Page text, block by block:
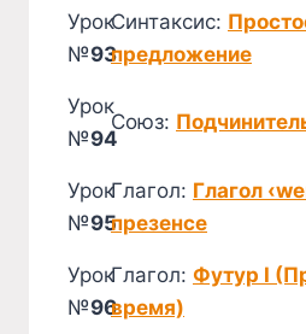
Урок
№93
Синтаксис:
предложение
Урок
№94
Союз:
Урок
№95
Глагол: Глагол
презенсе
Урок
№96
Глагол: Футур I
время)